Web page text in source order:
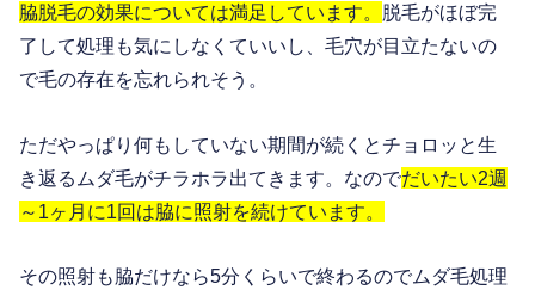
脇脱毛の効果については満足しています。 脱毛がほぼ完
了して処理も気にしなくていいし、毛穴が目立たないの
で毛の存在を忘れられそう。
ただやっぱり何もしていない期間が続くとチョロッと生
き返るムダ毛がチラホラ出てきます。なのでだいたい2週
～1ヶ月に1回は脇に照射を続けています。
その照射も脇だけなら5分くらいで終わるのでムダ毛処理